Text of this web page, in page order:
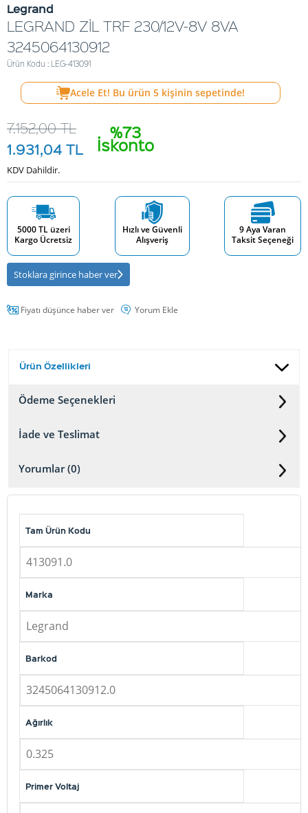
Legrand
LEGRAND ZİL TRF 230/12V-8V 8VA
3245064130912
Ürün Kodu : LEG-413091
Acele Et! Bu ürün 5 kişinin sepetinde!
%73
İskonto
7.152,00TL
1.931,04 TL
KDV Dahildir.
5000 TL üzeri
Kargo Ücretsiz
Hızlı ve Güvenli
Alışveriş
9 Aya Varan
Taksit Seçeneği
Stoklara girince haber ver
Fiyatı düşünce haber ver Yorum Ekle
Ürün Özellikleri
Ödeme Seçenekleri
İade ve Teslimat
Yorumlar (0)
Tam Ürün Kodu
413091.0
Marka
Legrand
Barkod
3245064130912.0
Ağırlık
0.325
Primer Voltaj